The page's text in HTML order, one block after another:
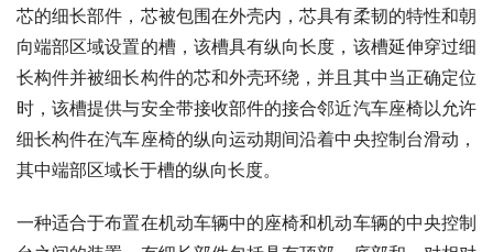
芯的细长部件，芯被包围在外壳内，芯具有柔韧的特性和朝
向端部区域设置的槽，该槽具有纵向长度，该槽延伸穿过细
长构件并被细长构件的芯和外壳环绕，并且其中当正确定位
时，该槽提供与安全带接收部件的接合邻近汽车座椅以允许
细长构件在汽车座椅的纵向运动期间沿着中央控制台滑动，
其中端部区域长于槽的纵向长度。
一种适合于布置在机动车辆中的座椅和机动车辆的中央控制